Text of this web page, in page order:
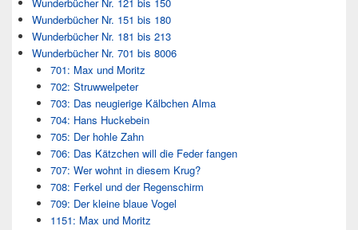
Wunderbücher Nr. 151 bis 180
Wunderbücher Nr. 181 bis 213
Wunderbücher Nr. 701 bis 8006
701: Max und Moritz
702: Struwwelpeter
703: Das neugierige Kälbchen Alma
704: Hans Huckebein
705: Der hohle Zahn
706: Das Kätzchen will die Feder fangen
707: Wer wohnt in diesem Krug?
708: Ferkel und der Regenschirm
709: Der kleine blaue Vogel
1151: Max und Moritz